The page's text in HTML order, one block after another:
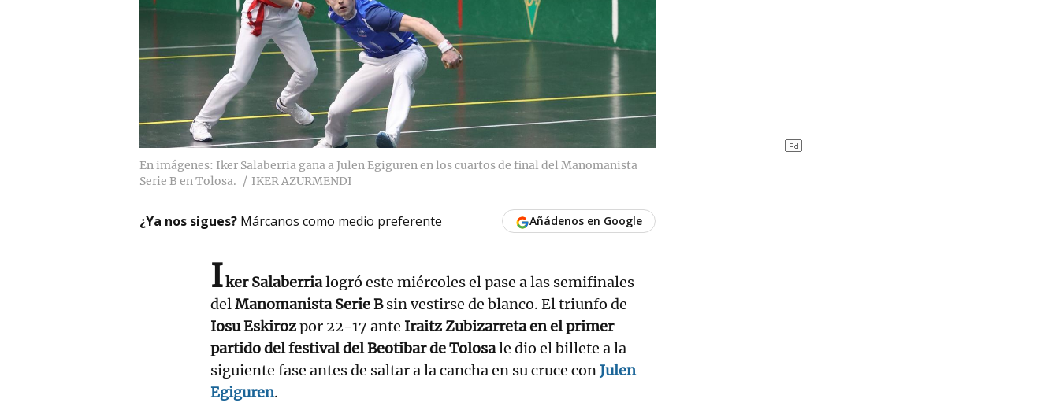
En imágenes: Iker Salaberria gana a Julen Egiguren en los cuartos de final del Manomanista
Serie B en Tolosa.
IKER AZURMENDI
¿Ya nos sigues? Márcanos como medio preferente Añádenos en Google
Iker Salaberrialogró este miércoles el pase a las semifinales
delManomanista Serie Bsin vestirse de blanco. El triunfo de
Iosu Eskirozpor 22-17 ante Iraitz Zubizarreta en el primer
partido del festival del Beotibar de Tolosale dio el billete a la
siguiente fase antes de saltar a la cancha en su cruce conJulen
Egiguren.